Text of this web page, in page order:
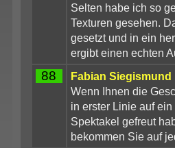
Selten habe ich so
Texturen gesehen.
gesetzt und in ein
ergibt einen echten
88 Fabian Siegismund
Wenn Ihnen die
in erster Linie auf
Spektakel gefreut
bekommen Sie auf